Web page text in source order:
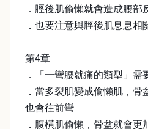
．脛後肌偷懶就會造成腰部
．也要注意與脛後肌息息相
第4章
．「一彎腰就痛的類型」需
．當多裂肌變成偷懶肌，骨
也會往前彎
．腹橫肌偷懶，骨盆就會更